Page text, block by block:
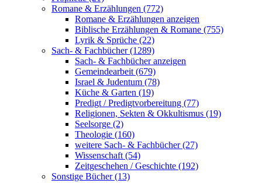
Romane & Erzählungen (772)
Romane & Erzählungen anzeigen
Biblische Erzählungen & Romane (755)
Lyrik & Sprüche (22)
Sach- & Fachbücher (1289)
Sach- & Fachbücher anzeigen
Gemeindearbeit (679)
Israel & Judentum (78)
Küche & Garten (19)
Predigt / Predigtvorbereitung (77)
Religionen, Sekten & Okkultismus (19)
Seelsorge (2)
Theologie (160)
weitere Sach- & Fachbücher (27)
Wissenschaft (54)
Zeitgeschehen / Geschichte (192)
Sonstige Bücher (13)